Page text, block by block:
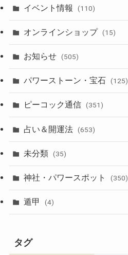
イベント情報 (110)
オンラインショップ (15)
お知らせ (505)
パワーストーン・宝石 (125)
ピーコック通信 (351)
占い＆開運法 (653)
未分類 (35)
神社・パワースポット (350)
遁甲 (4)
タグ